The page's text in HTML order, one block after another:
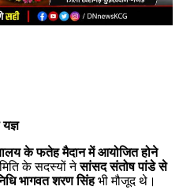
के फतेह मैदान में आयोजित होने
के सदस्यों नेसांसद संतोष पांडे से
भागवत शरण सिंहभी मौजूद थे।